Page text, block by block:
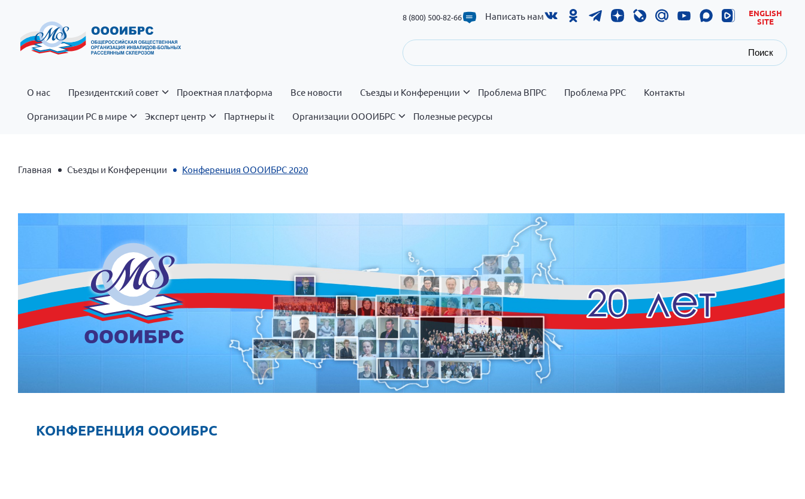
8 (800) 500-82-66 Написать нам
ENGLISH
SITE
Поиск
О нас Президентский совет Проектная платформа Все новости Съезды и Конференции Проблема ВПРС Проблема РРС Контакты
Организации РС в мире Эксперт центр Партнеры it Организации ОООИБРС Полезные ресурсы
Главная Съезды и Конференции Конференция ОООИБРС 2020
КОНФЕРЕНЦИЯ ОООИБРС